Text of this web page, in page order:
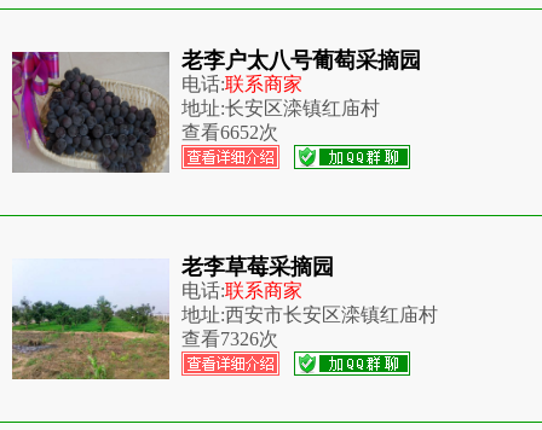
老李户太八号葡萄采摘园
电话:联系商家
地址:长安区滦镇红庙村
查看6652次
老李草莓采摘园
电话:联系商家
地址:西安市长安区滦镇红庙村
查看7326次